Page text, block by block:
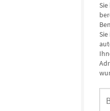
Sie in der E-Mail, die